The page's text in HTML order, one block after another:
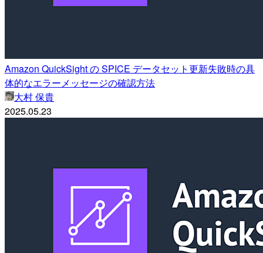
Amazon QuickSight の SPICE データセット更新失敗時の具
体的なエラーメッセージの確認方法
大村 保貴
2025.05.23